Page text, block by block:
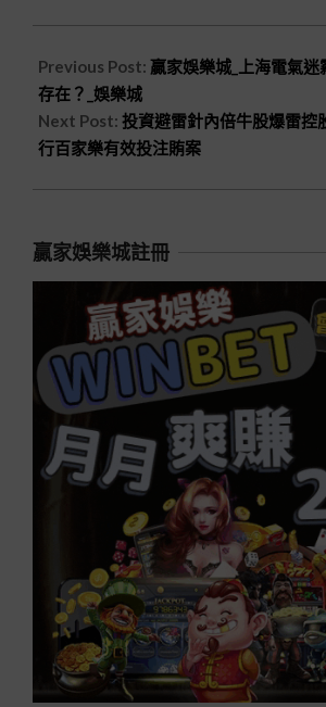
Previous Post: 贏家娛樂城_上海電氣
存在？_娛樂城
Next Post: 投資避雷針內倍牛股爆雷控
行百家樂有效投注賄案
贏家娛樂城註冊